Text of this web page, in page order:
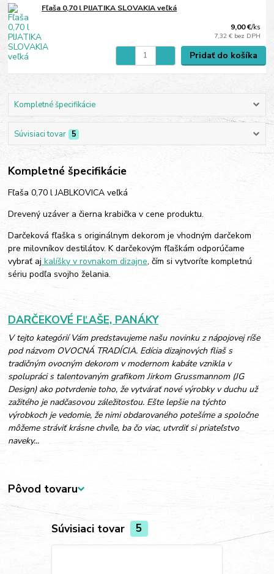
Fľaša 0,70 l PIJATIKA SLOVAKIA veľká
9,00 €/ks
7,32 € bez DPH
Pridať do košíka
Kompletné špecifikácie
Súvisiaci tovar 5
Kompletné špecifikácie
Fľaša 0,70 l JABLKOVICA veľká
Drevený uzáver a čierna krabička v cene produktu.
Darčeková fľaška s originálnym dekorom je vhodným darčekom
pre milovníkov destilátov. K darčekovým fľaškám odporúčame
vybrať aj kalíšky v rovnakom dizajne, čím si vytvoríte kompletnú
sériu podľa svojho želania.
DARČEKOVÉ FĽAŠE, PANÁKY
V tejto kategórií Vám predstavujeme našu novinku z nápojovej ríše
pod názvom OVOCNÁ TRADÍCIA. Edícia dizajnových fliaš s
tradičným ovocným dekorom v modernom kabáte vznikla v
spolupráci s talentovaným grafikom Jirkom Grussmannom (JG
Design) ako potvrdenie toho, že vytvárať nové výrobky v duchu už
zažitého je nadčasovou záležitosťou. Ešte lepšie na týchto
výrobkoch je vedomie, že nimi obdarovaného potešíme a spoločne
môžeme stráviť krásne chvíle, ba čo viac, utvrdiť si priateľstvo
naveky...
Pôvod tovaru
Súvisiaci tovar 5